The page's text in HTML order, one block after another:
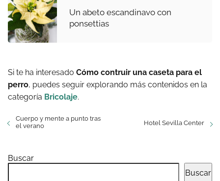
Un abeto escandinavo con
ponsettias
Si te ha interesado Cómo contruir una caseta para el
perro, puedes seguir explorando más contenidos en la
categoría Bricolaje.
Cuerpo y mente a punto tras
el verano
Hotel Sevilla Center
Buscar
Buscar